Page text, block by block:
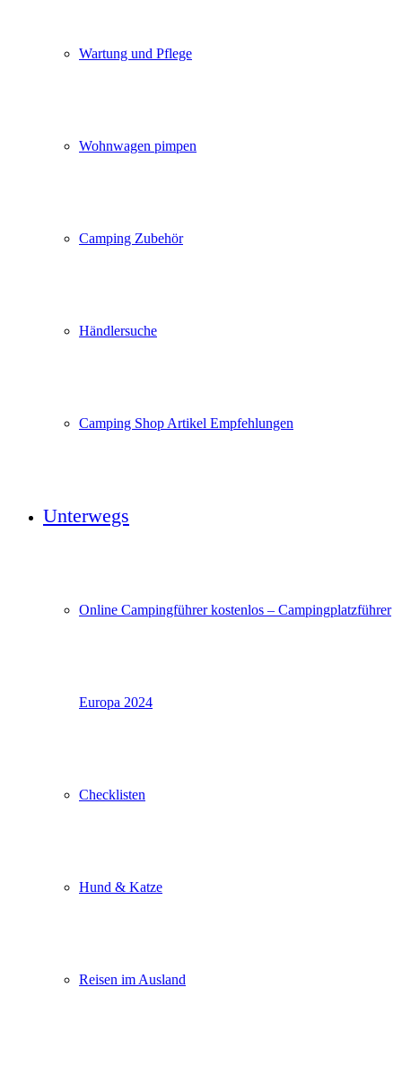
Wartung und Pflege
Wohnwagen pimpen
Camping Zubehör
Händlersuche
Camping Shop Artikel Empfehlungen
Unterwegs
Online Campingführer kostenlos – Campingplatzführer
Europa 2024
Checklisten
Hund & Katze
Reisen im Ausland